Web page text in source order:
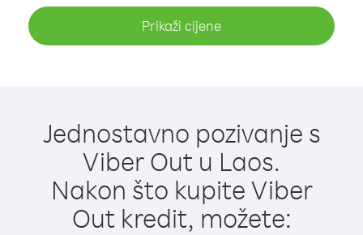
Prikaži cijene
Jednostavno pozivanje s
Viber Out u Laos.
Nakon što kupite Viber
Out kredit, možete: